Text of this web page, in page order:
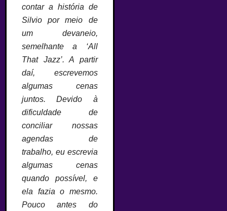
contar a história de
Silvio por meio de
um devaneio,
semelhante a ‘All
That Jazz’. A partir
daí, escrevemos
algumas cenas
juntos. Devido à
dificuldade de
conciliar nossas
agendas de
trabalho, eu escrevia
algumas cenas
quando possível, e
ela fazia o mesmo.
Pouco antes do